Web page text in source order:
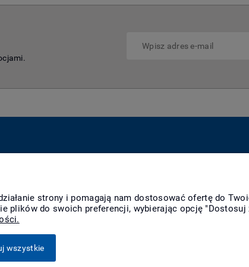
realizacji
Czas i koszty dostawy
Polityka cookies
Jak kupować?
O
strony i pomagają nam dostosować ofertę do
plików do swoich preferencji, wybierając opcję "Dostosuj
wszystkie